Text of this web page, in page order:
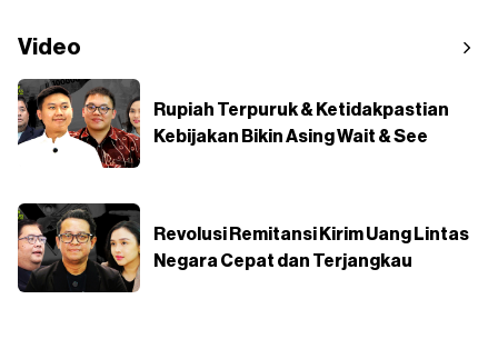
Video
Rupiah Terpuruk & Ketidakpastian
Kebijakan Bikin Asing Wait & See
Revolusi Remitansi Kirim Uang Lintas
Negara Cepat dan Terjangkau